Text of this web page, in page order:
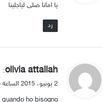
ل
يا امانا صلى لياجلينا
رد
ي
ق
olivia attallah
:
2 يونيو، 2015 الساعة 17:45
ho bisogno